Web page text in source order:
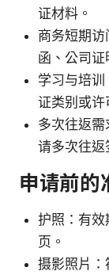
证材料。
商务短期
函、公司证
学习与培
证类别或许
多次往返
请多次往返
申请前的
护照：有
页。
摄影照片：